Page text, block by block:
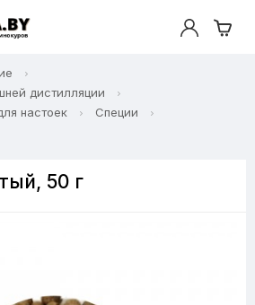
дистилляции
настоек
Специи
50 г